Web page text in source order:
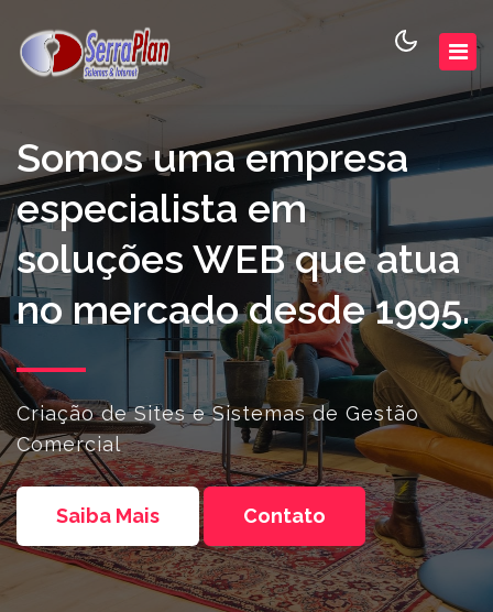
Somos uma empresa
especialista em
soluções WEB que atua
no mercado desde 1995.
Criação de Sites e Sistemas de Gestão
Comercial
Saiba Mais Contato